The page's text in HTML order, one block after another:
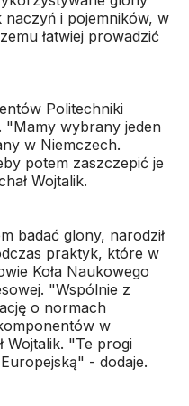
naczyń i pojemników, w
łatwiej prowadzić
Politechniki
"Mamy wybrany jeden
w Niemczech.
potem zaszczepić je
Wojtalik.
badać glony, narodził
praktyk, które w
Koła Naukowego
"Wspólnie z
o normach
w
Wojtalik. "Te progi
- dodaje.